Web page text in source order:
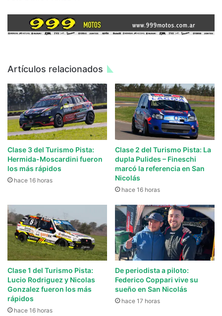
Artículos relacionados
Clase 3 del Turismo Pista:
Hermida-Moscardini fueron
los más rápidos
hace 16 horas
Clase 2 del Turismo Pista: La
dupla Pulides – Fineschi
marcó la referencia en San
Nicolás
hace 16 horas
Clase 1 del Turismo Pista:
Lucio Rodriguez y Nicolas
Gonzalez fueron los más
rápidos
hace 16 horas
De periodista a piloto:
Federico Coppari vive su
sueño en San Nicolás
hace 17 horas